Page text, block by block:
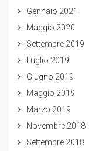
Gennaio 2021
Maggio 2020
Settembre 2019
Luglio 2019
Giugno 2019
Maggio 2019
Marzo 2019
Novembre 2018
Settembre 2018